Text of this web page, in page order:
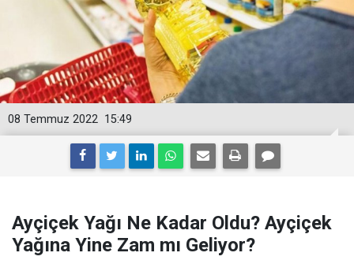
15:49
08 Temmuz 2022
Ayçiçek Yağı Ne Kadar Oldu? Ayçiçek
Yağına Yine Zam mı Geliyor?